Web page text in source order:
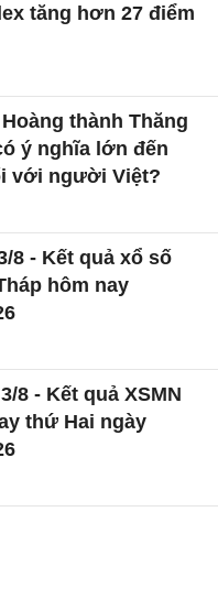
tăng hơn 27 điểm
thành Thăng
ý nghĩa lớn đến
với người Việt?
8 - Kết quả xổ số
hôm nay
8 - Kết quả XSMN
thứ Hai ngày